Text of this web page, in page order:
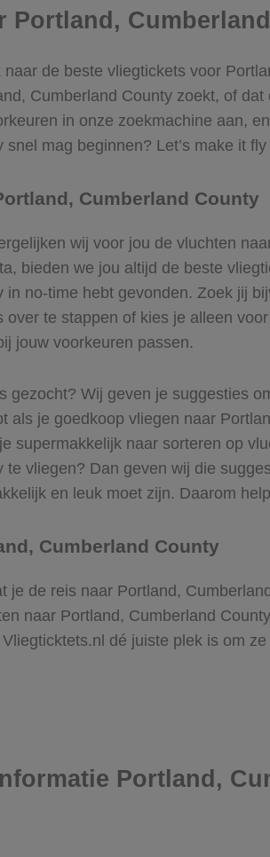
Portland,
de beste vliegtickets voor
Cumberland County zoekt, of
in onze zoekmachine aan,
snel mag beginnen? Let’s make it
Cumberland County
wij voor jou de vluchten
bieden we jou altijd de beste
in no-time hebt gevonden. Zoek jij
over te stappen of kies je alleen
jouw voorkeuren passen.
gezocht? Wij geven je suggesties
als je goedkoop vliegen naar
supermakkelijk naar sorteren op
te vliegen? Dan geven wij die
en leuk moet zijn. Daarom
Cumberland County
je de reis naar Portland,
naar Portland, Cumberland
dé juiste plek is om
Portland,